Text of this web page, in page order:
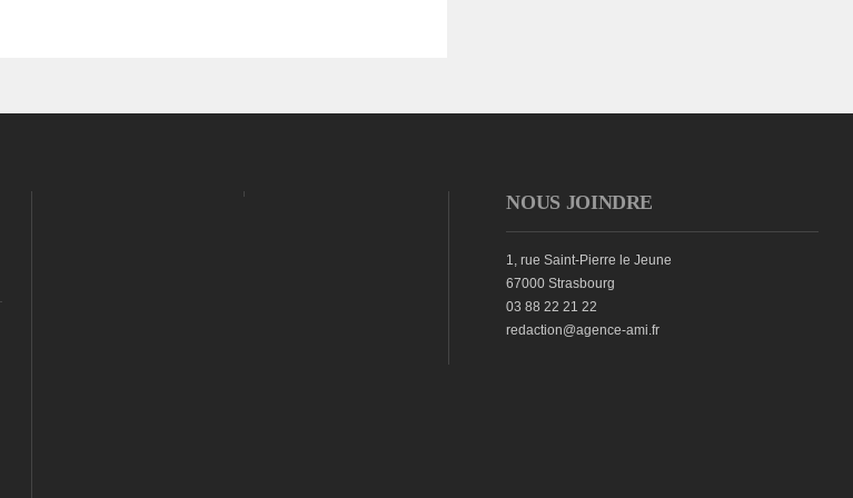
NOUS JOINDRE
1, rue Saint-Pierre le Jeune
67000 Strasbourg
03 88 22 21 22
redaction@agence-ami.fr